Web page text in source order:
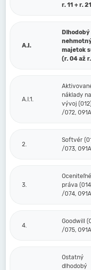
r. 11 + r. 21
A.I.
Dlhodobý
majetok
(r. 04 až
A.I.1.
náklady na
vývoj
/072,
2.
Softvér
/073,
3.
Oceniteľné
práva
/074,
4.
Goodwill
/075,
Ostatný
dlhodobý